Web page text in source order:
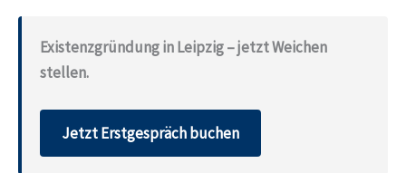
Existenzgründung in Leipzig – jetzt Weichen
stellen.
Jetzt Erstgespräch buchen